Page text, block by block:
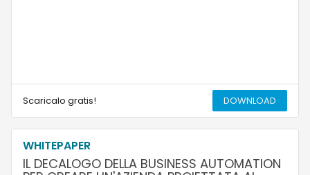
Scaricalo gratis! DOWNLOAD
WHITEPAPER
IL DECALOGO DELLA BUSINESS AUTOMATION